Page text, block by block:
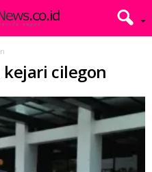
cilegon